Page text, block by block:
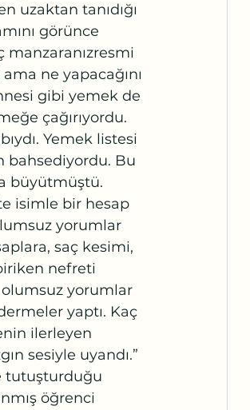
uzaktan tanıdığı
görünce
manzaranızresmi
ne yapacağını
gibi yemek de
çağırıyordu.
Yemek listesi
bahsediyordu. Bu
büyütmüştü.
isimle bir hesap
yorumlar
saç kesimi,
nefreti
olumsuz yorumlar
yaptı. Kaç
ilerleyen
sesiyle uyandı.”
tutuşturduğu
öğrenci